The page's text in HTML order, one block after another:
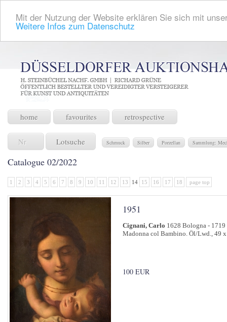
Mit der Nutzung der Website erklären Sie sich mit
Weitere Infos zum Datenschutz
home favourites retrospective
Lotsuche Schmuck Silber Porzellan Sammlung:
Catalogue 02/2022
1 2 3 4 5 6 7 8 9 10 11 12 13 14 15 16 17 18 page top
1951
Cignani, Carlo 1628 Bologna -
Madonna col Bambino. Öl/Lwd., 49
100 EUR